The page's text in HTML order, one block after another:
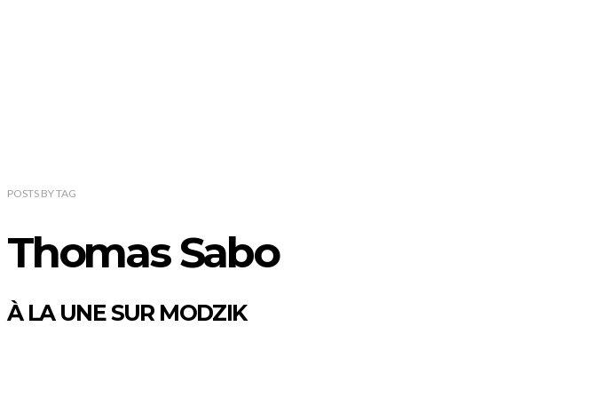
POSTS BYTAG
Thomas Sabo
À LA UNE SUR MODZIK